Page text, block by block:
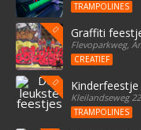
TRAMPOLINES
Graffiti
Flevoparkweg,
CREATIEF
Kleilandseweg
TRAMPOLINES